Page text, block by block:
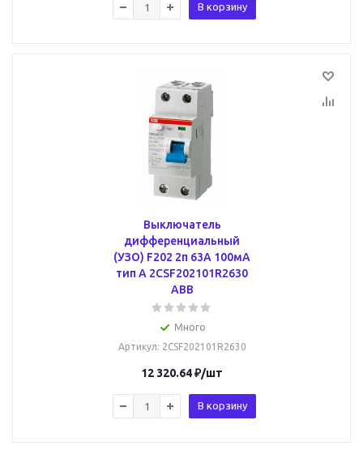
В корзину
Выключатель
дифференциальный
(УЗО) F202 2п 63А 100мА
тип A 2CSF202101R2630
ABB
Много
Артикул: 2CSF202101R2630
12 320.64₽/шт
В корзину